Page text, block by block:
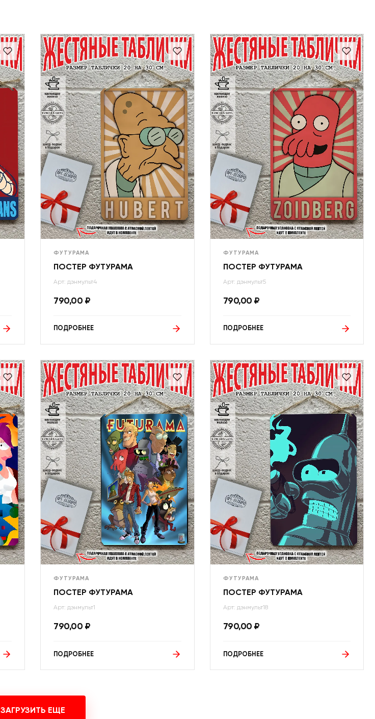
ФУТУРАМА
ПОСТЕР ФУТУРАМА
Арт: дэнмульт4
790,00 ₽
ПОДРОБНЕЕ
ФУТУРАМА
ПОСТЕР ФУТУРАМА
Арт: дэнмульт5
790,00 ₽
ПОДРОБНЕЕ
ФУТУРАМА
ПОСТЕР ФУТУРАМА
Арт: дэнмульт1
790,00 ₽
ПОДРОБНЕЕ
ФУТУРАМА
ПОСТЕР ФУТУРАМА
Арт: дэнмульт18
790,00 ₽
ПОДРОБНЕЕ
ЗАГРУЗИТЬ ЕЩЕ